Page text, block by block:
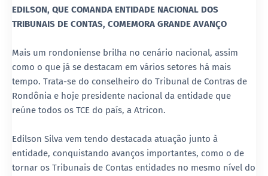
EDILSON, QUE COMANDA ENTIDADE NACIONAL DOS
TRIBUNAIS DE CONTAS, COMEMORA GRANDE AVANÇO
Mais um rondoniense brilha no cenário nacional, assim
como o que já se destacam em vários setores há mais
tempo. Trata-se do conselheiro do Tribunal de Contras de
Rondônia e hoje presidente nacional da entidade que
reúne todos os TCE do país, a Atricon.
Edilson Silva vem tendo destacada atuação junto à
entidade, conquistando avanços importantes, como o de
tornar os Tribunais de Contas entidades no mesmo nível do